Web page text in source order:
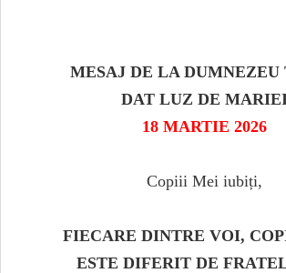
MESAJ DE LA DUMNEZEU
DAT LUZ DE
18 MARTIE 2026
Copiii Mei iubiți,
FIECARE DINTRE VOI,
ESTE DIFERIT DE